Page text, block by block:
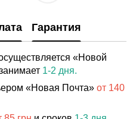
Гарантия
«Новой
1-2 дня.
«Новая Почта» от 140